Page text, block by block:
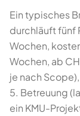
Ein typisches
durchläuft fünf
Wochen,
Wochen, ab
je nach
5. Betreuung
ein KMU-